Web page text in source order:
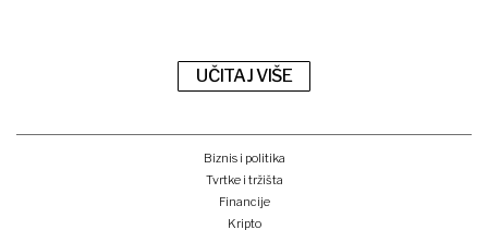
UČITAJ VIŠE
Biznis i politika
Tvrtke i tržišta
Financije
Kripto